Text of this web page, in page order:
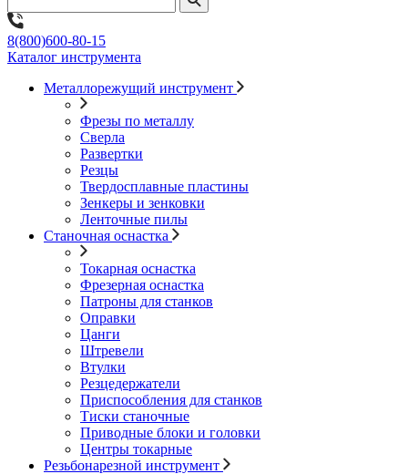
8(800)600-80-15
Каталог инструмента
Металлорежущий инструмент
Фрезы по металлу
Сверла
Развертки
Резцы
Твердосплавные пластины
Зенкеры и зенковки
Ленточные пилы
Станочная оснастка
Токарная оснастка
Фрезерная оснастка
Патроны для станков
Оправки
Цанги
Штревели
Втулки
Резцедержатели
Приспособления для станков
Тиски станочные
Приводные блоки и головки
Центры токарные
Резьбонарезной инструмент